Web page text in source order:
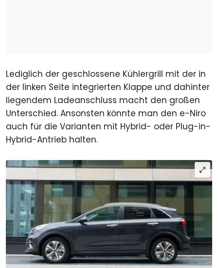
Lediglich der geschlossene Kühlergrill mit der in
der linken Seite integrierten Klappe und dahinter
liegendem Ladeanschluss macht den großen
Unterschied. Ansonsten könnte man den e-Niro
auch für die Varianten mit Hybrid- oder Plug-in-
Hybrid-Antrieb halten.